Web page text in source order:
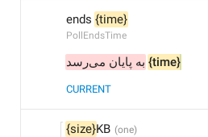
ends {time}
PollEndsTime
{time} به پایان می‌رسد
CURRENT
{size}KB